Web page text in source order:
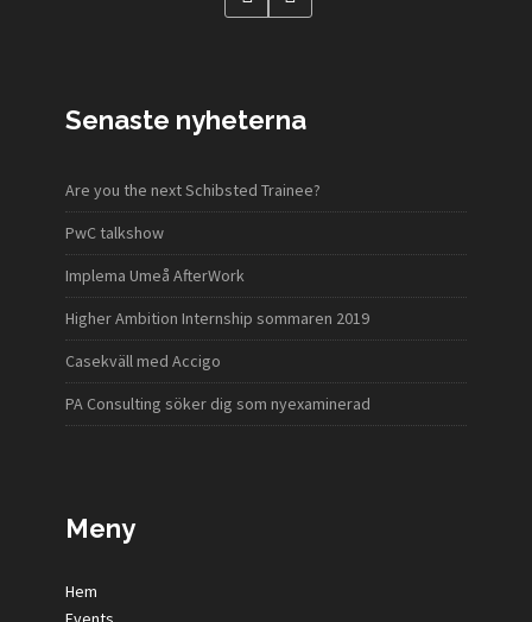
Senaste nyheterna
Are you the next Schibsted Trainee?
PwC talkshow
Implema Umeå AfterWork
Higher Ambition Internship sommaren 2019
Casekväll med Accigo
PA Consulting söker dig som nyexaminerad
Meny
Hem